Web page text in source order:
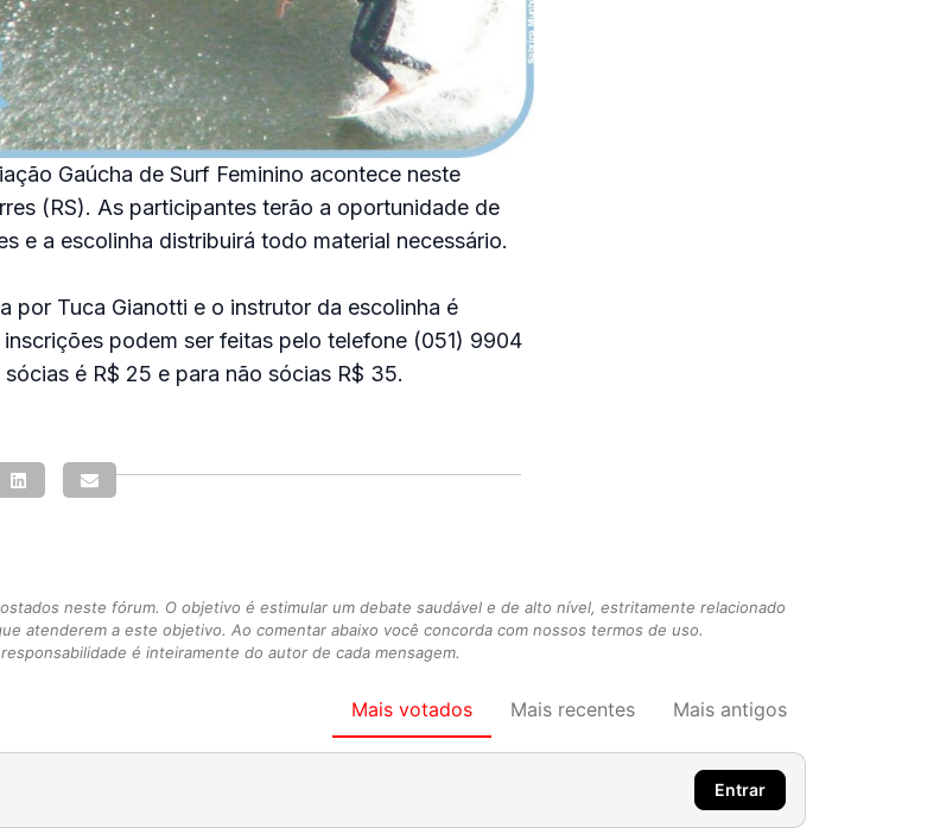
Gaúcha de Surf Feminino acontece neste
(RS). As participantes terão a oportunidade de
e a escolinha distribuirá todo material necessário.
por Tuca Gianotti e o instrutor da escolinha é
podem ser feitas pelo telefone (051) 9904
é R$ 25 e para não sócias R$ 35.
neste fórum. O objetivo é estimular um debate saudável e de alto nível, estritamente relacionado
atenderem a este objetivo. Ao comentar abaixo você concorda com nossos termos de uso.
é inteiramente do autor de cada mensagem.
Mais votados Mais recentes Mais antigos
Entrar